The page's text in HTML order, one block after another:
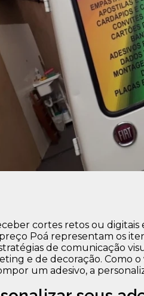
cortes retos ou digitais
Poá representam os
de comunicação
e de decoração. Como
um adesivo, a